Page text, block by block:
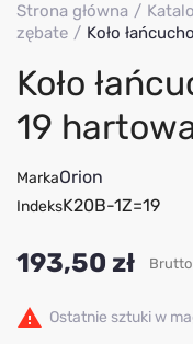
O Firmie
Kontakt
Strona główna
zębate
Koło
Koło
19
MarkaOrion
IndeksK20B-1Z=19
193,50 zł Brutto
 Ostatnie sztuki w